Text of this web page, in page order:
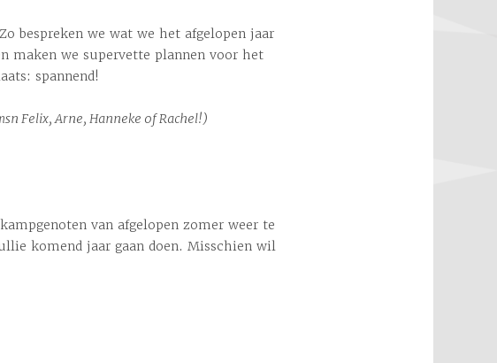
bespreken we wat we het afgelopen jaar
maken we supervette plannen voor het
spannend!
Felix, Arne, Hanneke of Rachel!)
van afgelopen zomer weer te
komend jaar gaan doen. Misschien wil